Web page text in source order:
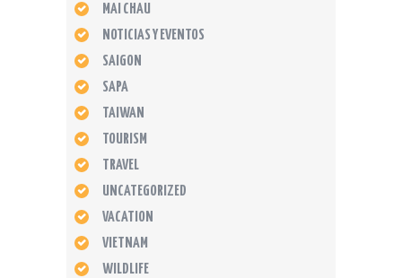
MAI CHAU
NOTICIAS Y EVENTOS
SAIGON
SAPA
TAIWAN
TOURISM
TRAVEL
UNCATEGORIZED
VACATION
VIETNAM
WILDLIFE